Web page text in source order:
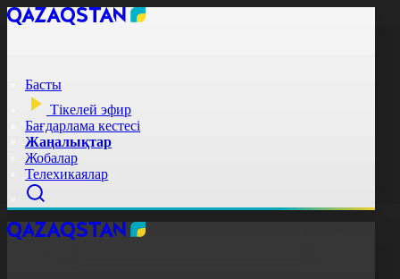
Басты
Тікелей эфир
Бағдарлама кестесі
Жаңалықтар
Жобалар
Телехикаялар